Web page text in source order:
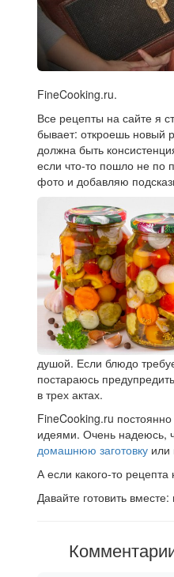
FineCooking.ru.
Все рецепты на сайте я
бывает: откроешь новый
должна быть
если что-то пошло не по
фото и добавляю
душой. Если блюдо
постараюсь
в трех актах.
FineCooking.ru
идеями. Очень надеюсь,
домашнюю заготовку или
А если какого-то рецепта
Давайте готовить